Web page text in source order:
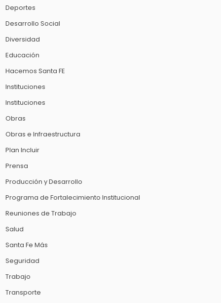
Deportes
Desarrollo Social
Diversidad
Educación
Hacemos Santa FE
Instituciones
Instituciones
Obras
Obras e Infraestructura
Plan Incluir
Prensa
Producción y Desarrollo
Programa de Fortalecimiento Institucional
Reuniones de Trabajo
Salud
Santa Fe Más
Seguridad
Trabajo
Transporte